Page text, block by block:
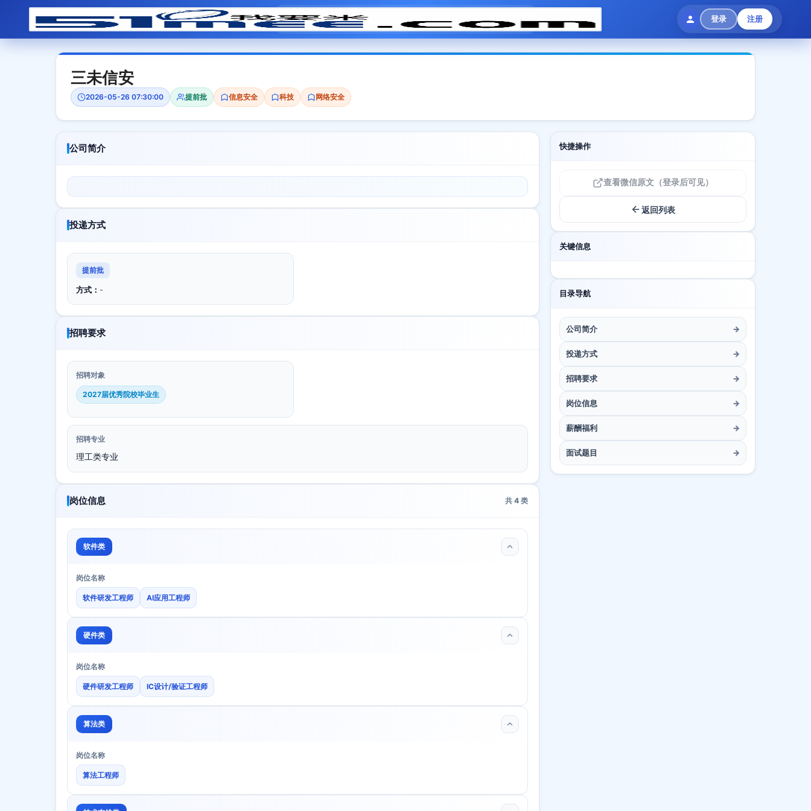
登录 注册
模拟面试 题目大全 招聘中心 会员专区
三未信安
2026-05-26 07:30:00 提前批 信息安全 科技 网络安全
公司简介
投递方式
提前批
方式： -
招聘要求
招聘对象
2027届优秀院校毕业生
招聘专业
理工类专业
岗位信息 共 4 类
软件类
岗位名称
软件研发工程师 AI应用工程师
硬件类
岗位名称
硬件研发工程师 IC设计/验证工程师
算法类
岗位名称
算法工程师
快捷操作
查看微信原文（登录后可见）
返回列表
关键信息
目录导航
公司简介 →
投递方式 →
招聘要求 →
岗位信息 →
薪酬福利 →
面试题目 →